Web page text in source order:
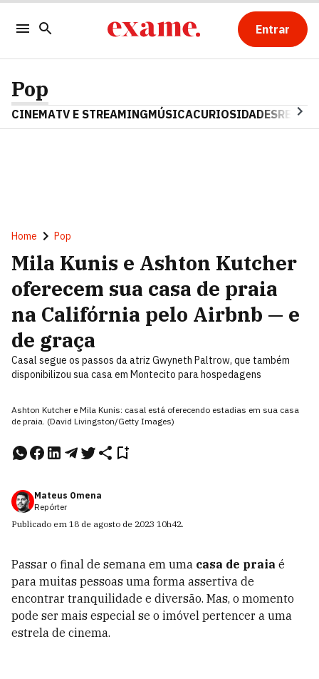
Entrar
Pop
CINEMATV E STREAMINGMÚSICACURIOSIDADES
Home Pop
Mila Kunis e Ashton Kutcher
oferecem sua casa de praia
na Califórnia pelo Airbnb — e
de graça
Casal segue os passos da atriz Gwyneth Paltrow, que também
disponibilizou sua casa em Montecito para hospedagens
Ashton Kutcher e Mila Kunis: casal está oferecendo estadias em sua casa
de praia. (David Livingston/Getty Images)
Mateus Omena
Repórter
Publicado em 18 de agosto de 2023 10h42.
Passar o final de semana em uma casa de praia é
para muitas pessoas uma forma assertiva de
encontrar tranquilidade e diversão. Mas, o momento
pode ser mais especial se o imóvel pertencer a uma
estrela de cinema.